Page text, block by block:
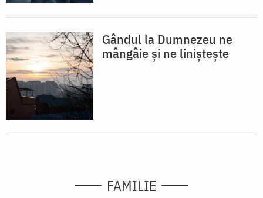
Gândul la Dumnezeu ne
mângâie și ne liniștește
FAMILIE